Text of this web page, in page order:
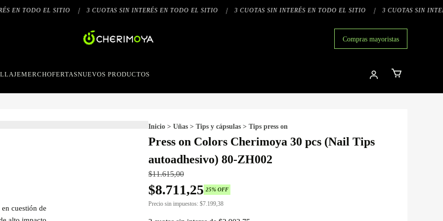
EN TODO EL SITIO 3 CUOTAS SIN INTERÉS EN TODO EL SITIO 3 CUOTAS SIN INTERÉS EN TODO EL SITIO 3 CUOTAS SIN
Compras mayoristas
MERCHOFERTASNUEVOS PRODUCTOS
cuestión de
Inicio > Uñas > Tips y cápsulas > Tips press on
Press on Colors Cherimoya 30 pcs (Nail Tips
autoadhesivo) 80-ZH002
$11.615,00
$8.711,25 25% OFF
Precio sin impuestos: $7.199,38